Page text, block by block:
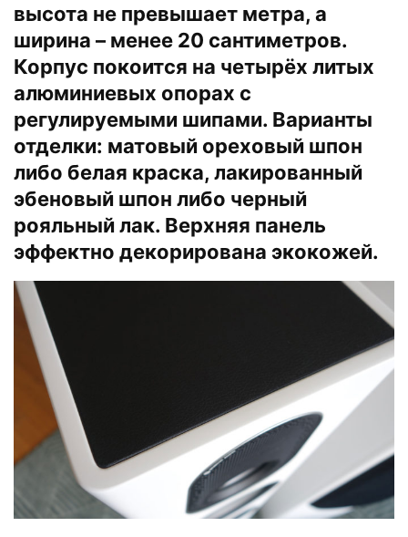
высота не превышает метра, а
ширина – менее 20 сантиметров.
Корпус покоится на четырёх литых
алюминиевых опорах с
регулируемыми шипами. Варианты
отделки: матовый ореховый шпон
либо белая краска, лакированный
эбеновый шпон либо черный
рояльный лак. Верхняя панель
эффектно декорирована экокожей.